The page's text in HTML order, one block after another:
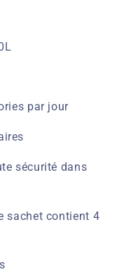
par jour
sécurité dans
sachet contient 4